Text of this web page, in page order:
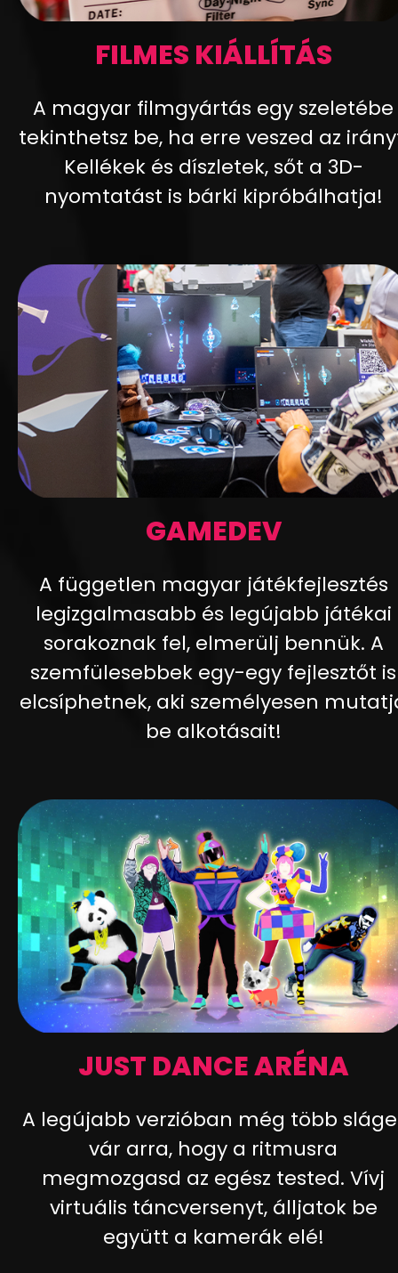
FILMES KIÁLLÍTÁS
A magyar filmgyártás egy szeletébe
tekinthetsz be, ha erre veszed az
Kellékek és díszletek, sőt a 3D-
nyomtatást is bárki kipróbálhatja!
GAMEDEV
A független magyar játékfejlesztés
legizgalmasabb és legújabb játékai
sorakoznak fel, elmerülj bennük. A
szemfülesebbek egy-egy fejlesztőt is
elcsíphetnek, aki személyesen
be alkotásait!
JUST DANCE ARÉNA
A legújabb verzióban még több
vár arra, hogy a ritmusra
megmozgasd az egész tested. Vívj
virtuális táncversenyt, álljatok be
együtt a kamerák elé!